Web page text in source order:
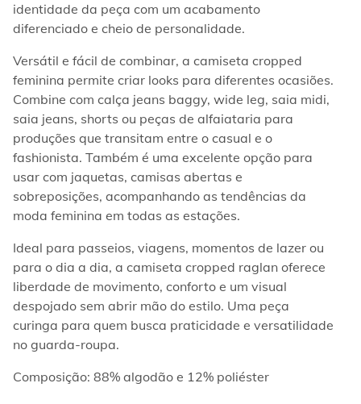
identidade da peça com um acabamento
diferenciado e cheio de personalidade.
Versátil e fácil de combinar, a camiseta cropped
feminina permite criar looks para diferentes ocasiões.
Combine com calça jeans baggy, wide leg, saia midi,
saia jeans, shorts ou peças de alfaiataria para
produções que transitam entre o casual e o
fashionista. Também é uma excelente opção para
usar com jaquetas, camisas abertas e
sobreposições, acompanhando as tendências da
moda feminina em todas as estações.
Ideal para passeios, viagens, momentos de lazer ou
para o dia a dia, a camiseta cropped raglan oferece
liberdade de movimento, conforto e um visual
despojado sem abrir mão do estilo. Uma peça
curinga para quem busca praticidade e versatilidade
no guarda-roupa.
Composição: 88% algodão e 12% poliéster